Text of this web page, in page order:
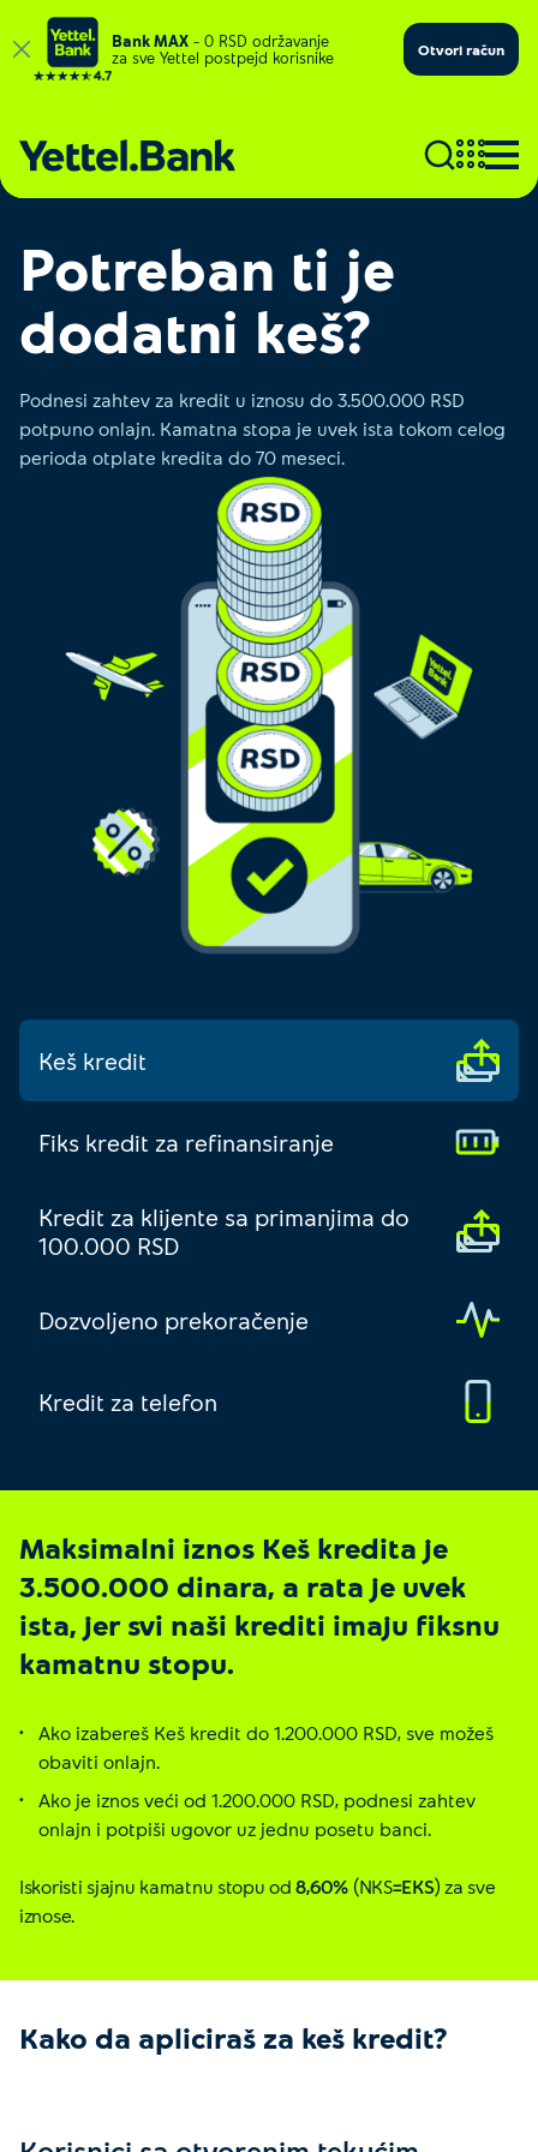
Bank MAX – 0 RSD održavanje
za sve Yettel postpejd korisnike
Otvori račun
Potreban ti je
dodatni keš?
Podnesi zahtev za kredit u iznosu do 3.500.000 RSD
potpuno onlajn. Kamatna stopa je uvek ista tokom celog
perioda otplate kredita do 70 meseci.
Keš kredit
Fiks kredit za refinansiranje
Kredit za klijente sa primanjima do
100.000 RSD
Dozvoljeno prekoračenje
Kredit za telefon
Maksimalni iznos Keš kredita je
3.500.000 dinara, a rata je uvek
ista, jer svi naši krediti imaju fiksnu
kamatnu stopu.
Ako izabereš Keš kredit do 1.200.000 RSD, sve možeš
obaviti onlajn.
Ako je iznos veći od 1.200.000 RSD, podnesi zahtev
onlajn i potpiši ugovor uz jednu posetu banci.
Iskoristi sjajnu kamatnu stopu od8,60% (NKS=EKS) za sve
iznose.
Kako da apliciraš za keš kredit?